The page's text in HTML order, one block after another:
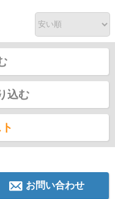
込む
お問い合わせ